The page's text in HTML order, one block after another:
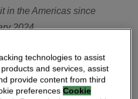
in the Americas since
2024.
15, 2024, and will
CFO.
technologies to assist
and services, assist
provide content from third
preferencesCookie